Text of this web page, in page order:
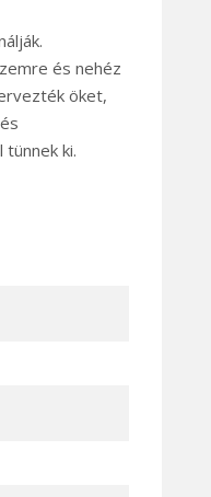
és nehéz
öket,
tünnek ki.